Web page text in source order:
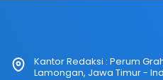
Kantor Redaksi : Perum
Lamongan, Jawa Timur -